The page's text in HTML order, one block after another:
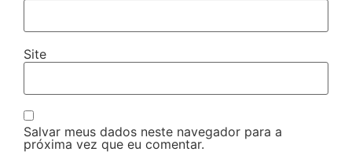
Site
Salvar meus dados neste navegador para a
próxima vez que eu comentar.